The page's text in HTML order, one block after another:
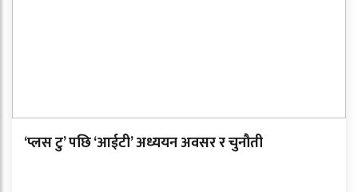
‘प्लस टु’ पछि ‘आईटी’ अध्ययन अवसर र चुनौती